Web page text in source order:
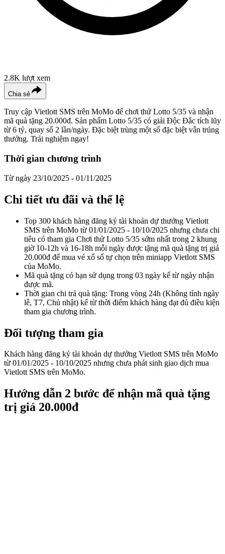
2.8K lượt xem
Chia sẻ
Truy cập Vietlott SMS trên MoMo để chơi thử Lotto 5/35 và nhận
mã quà tặng 20.000đ. Sản phẩm Lotto 5/35 có giải Độc Đắc tích lũy
từ 6 tỷ, quay số 2 lần/ngày. Đặc biệt trùng một số đặc biệt vẫn trúng
thưởng. Trải nghiệm ngay!
Thời gian chương trình
Từ ngày 23/10/2025 - 01/11/2025
Chi tiết ưu đãi và thể lệ
Top 300 khách hàng đăng ký tài khoản dự thưởng Vietlott
SMS trên MoMo từ 01/01/2025 - 10/10/2025 nhưng chưa chi
tiêu có tham gia Chơi thử Lotto 5/35 sớm nhất trong 2 khung
giờ 10-12h và 16-18h mỗi ngày được tặng mã quà tặng trị giá
20.000đ để mua vé xổ số tự chọn trên miniapp Vietlott SMS
của MoMo.
Mã quà tặng có hạn sử dụng trong 03 ngày kể từ ngày nhận
được mã.
Thời gian chi trả quà tặng: Trong vòng 24h (Không tính ngày
lễ, T7, Chủ nhật) kể từ thời điểm khách hàng đạt đủ điều kiện
tham gia chương trình.
Đối tượng tham gia
Khách hàng đăng ký tài khoản dự thưởng Vietlott SMS trên MoMo
từ 01/01/2025 - 10/10/2025 nhưng chưa phát sinh giao dịch mua
Vietlott SMS trên MoMo.
Hướng dẫn 2 bước để nhận mã quà tặng
trị giá 20.000đ